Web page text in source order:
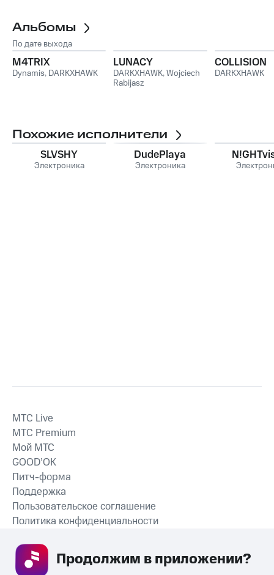
Альбомы
По дате выхода
M4TRIX
Dynamis, DARKXHAWK
LUNACY
DARKXHAWK,Wojciech
Rabijasz
COLLISION
DARKXHAWK
Похожие исполнители
SLVSHY
Электроника
DudePlaya
Электроника
СКАЧАТЬ ПРИЛОЖЕНИЕ
MTС Live
MTС Premium
Мой МТС
GOOD’OK
Питч-форма
Поддержка
Пользовательское соглашение
Политика конфиденциальности